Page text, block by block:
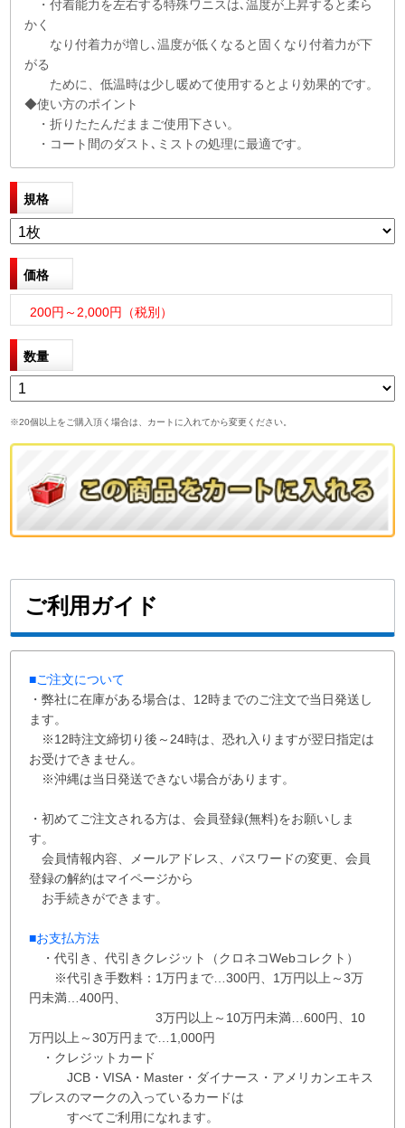
・付着能力を左右する特殊ワニスは､温度が上昇すると柔ら
かく
なり付着力が増し､温度が低くなると固くなり付着力が下
がる
ために、低温時は少し暖めて使用するとより効果的です。
◆使い方のポイント
・折りたたんだままご使用下さい。
・コート間のダスト､ミストの処理に最適です。
規格
価格
200円～2,000円（税別）
数量
※20個以上をご購入頂く場合は、カートに入れてから変更ください。
ご利用ガイド
■ご注文について
・弊社に在庫がある場合は、12時までのご注文で当日発送し
ます。
※12時注文締切り後～24時は、恐れ入りますが翌日指定は
お受けできません。
※沖縄は当日発送できない場合があります。
・初めてご注文される方は、会員登録(無料)をお願いしま
す。
会員情報内容、メールアドレス、パスワードの変更、会員
登録の解約はマイページから
お手続きができます。
■お支払方法
・代引き、代引きクレジット（クロネコWebコレクト）
※代引き手数料： 1万円まで…300円、 1万円以上～3万
円未満…400円
3万円以上～10万円未満…600円
10
万円以上～30万円まで…1,000円
・クレジットカード
JCB・VISA・Master・ダイナース・アメリカンエキス
プレスのマークの入っているカードは
すべてご利用になれます。